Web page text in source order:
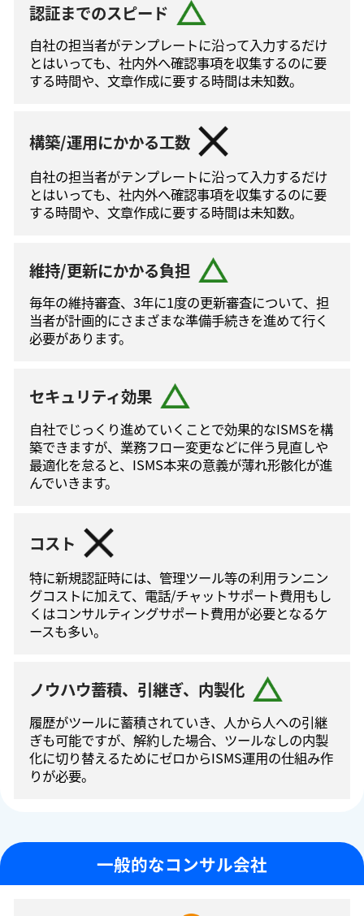
認証までのスピード
自社の担当者がテンプレートに沿って⼊⼒するだけ
とはいっても、社内外へ確認事項を収集するのに要
する時間や、文章作成に要する時間は未知数。
構築/運用にかかる工数
自社の担当者がテンプレートに沿って⼊⼒するだけ
とはいっても、社内外へ確認事項を収集するのに要
する時間や、文章作成に要する時間は未知数。
維持/更新にかかる負担
毎年の維持審査、3年に1度の更新審査について、担
当者が計画的にさまざまな準備手続きを進めて⾏く
必要があります。
セキュリティ効果
自社でじっくり進めていくことで効果的なISMSを構
築できますが、業務フロー変更などに伴う⾒直しや
最適化を怠ると、ISMS本来の意義が薄れ形骸化が進
んでいきます。
コスト
特に新規認証時には、管理ツール等の利⽤ランニン
グコストに加えて、電話/チャットサポート費⽤もし
くはコンサルティングサポート費⽤が必要となるケ
ースも多い。
ノウハウ蓄積、引継ぎ、内製化
履歴がツールに蓄積されていき、人から人への引継
ぎも可能ですが、解約した場合、ツールなしの内製
化に切り替えるためにゼロからISMS運⽤の仕組み作
りが必要。
一般的なコンサル会社